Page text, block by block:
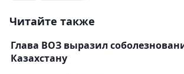
Читайте также
Глава ВОЗ выразил
Казахстану